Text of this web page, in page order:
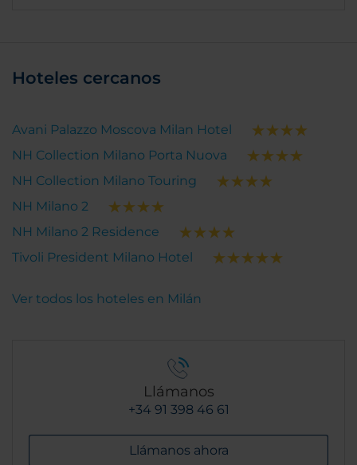
Hoteles cercanos
Avani Palazzo Moscova Milan Hotel
NH Collection Milano Porta Nuova
NH Collection Milano Touring
NH Milano 2
NH Milano 2 Residence
Tivoli President Milano Hotel
Ver todos los hoteles en Milán
Llámanos
+34 91 398 46 61
Llámanos ahora